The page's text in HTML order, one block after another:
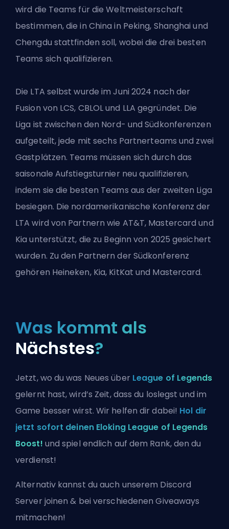
wird die Teams für die Weltmeisterschaft
bestimmen, die in China in Peking, Shanghai und
Chengdu stattfinden soll, wobei die drei besten
Teams sich qualifizieren.
Die LTA selbst wurde im Juni 2024 nach der
Fusion von LCS, CBLOL und LLA gegründet. Die
Liga ist zwischen den Nord- und Südkonferenzen
aufgeteilt, jede mit sechs Partnerteams und zwei
Gastplätzen. Teams müssen sich durch das
saisonale Aufstiegsturnier neu qualifizieren,
indem sie die besten Teams aus der zweiten Liga
besiegen. Die nordamerikanische Konferenz der
LTA wird von Partnern wie AT&T, Mastercard und
Kia unterstützt, die zu Beginn von 2025 gesichert
wurden. Zu den Partnern der Südkonferenz
gehören Heineken, Kia, KitKat und Mastercard.
Was kommt als
Nächstes?
Jetzt, wo du was Neues über League of Legends
gelernt hast, wird’s Zeit, dass du loslegst und im
Game besser wirst. Wir helfen dir dabei! Hol dir
jetzt sofort deinen Eloking League of Legends
Boost! und spiel endlich auf dem Rank, den du
verdienst!
Alternativ kannst du auch unserem Discord
Server joinen & bei verschiedenen Giveaways
mitmachen!